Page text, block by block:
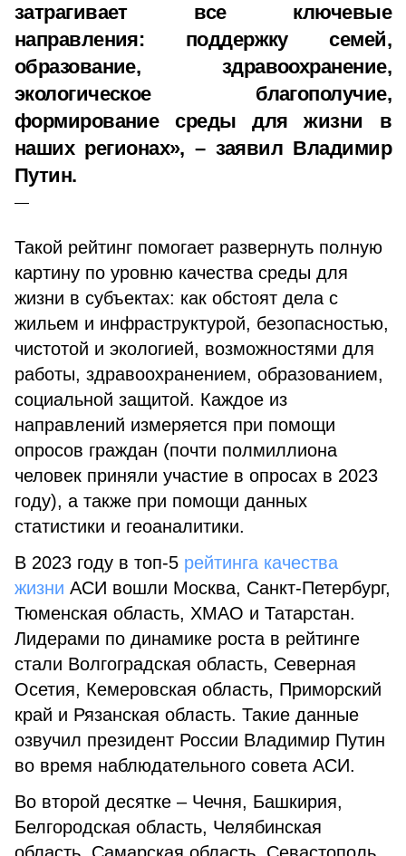
затрагивает все ключевые
направления: поддержку семей,
образование, здравоохранение,
экологическое благополучие,
формирование среды для жизни в
наших регионах», – заявил Владимир
Путин.
Такой рейтинг помогает развернуть полную
картину по уровню качества среды для
жизни в субъектах: как обстоят дела с
жильем и инфраструктурой, безопасностью,
чистотой и экологией, возможностями для
работы, здравоохранением, образованием,
социальной защитой. Каждое из
направлений измеряется при помощи
опросов граждан (почти полмиллиона
человек приняли участие в опросах в 2023
году), а также при помощи данных
статистики и геоаналитики.
В 2023 году в топ-5 рейтинга качества
жизни АСИ вошли Москва, Санкт-Петербург,
Тюменская область, ХМАО и Татарстан.
Лидерами по динамике роста в рейтинге
стали Волгоградская область, Северная
Осетия, Кемеровская область, Приморский
край и Рязанская область. Такие данные
озвучил президент России Владимир Путин
во время наблюдательного совета АСИ.
Во второй десятке – Чечня, Башкирия,
Белгородская область, Челябинская